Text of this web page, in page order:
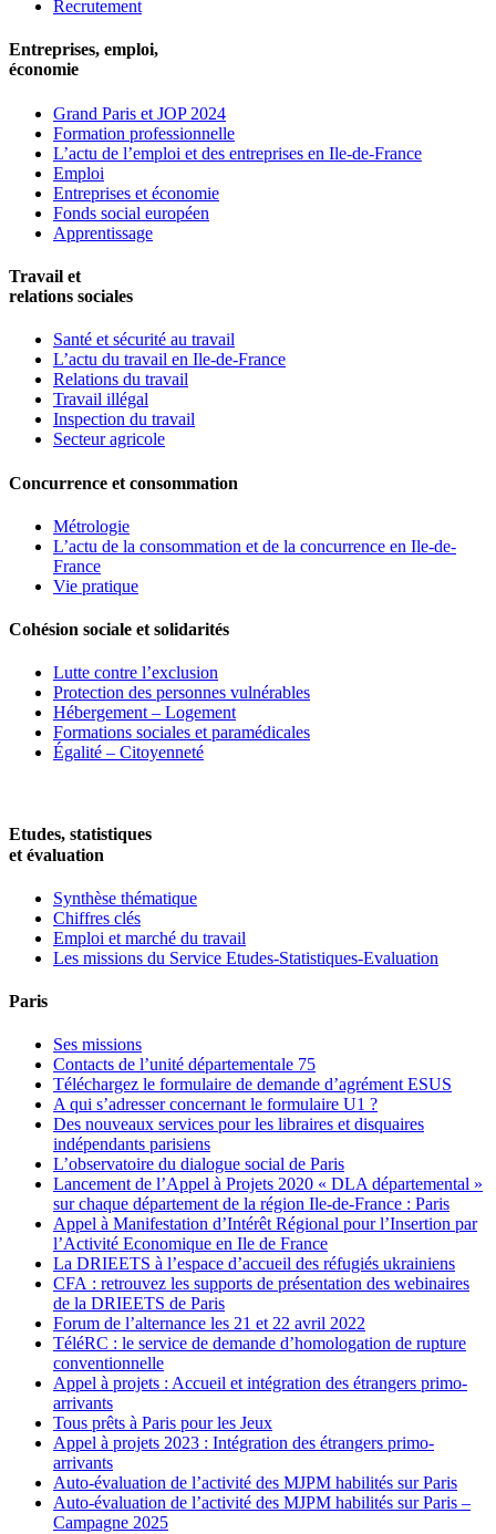
Recrutement
Entreprises, emploi,
économie
Grand Paris et JOP 2024
Formation professionnelle
L’actu de l’emploi et des entreprises en Ile-de-France
Emploi
Entreprises et économie
Fonds social européen
Apprentissage
Travail et
relations sociales
Santé et sécurité au travail
L’actu du travail en Ile-de-France
Relations du travail
Travail illégal
Inspection du travail
Secteur agricole
Concurrence et consommation
Métrologie
L’actu de la consommation et de la concurrence en Ile-de-
France
Vie pratique
Cohésion sociale et solidarités
Lutte contre l’exclusion
Protection des personnes vulnérables
Hébergement – Logement
Formations sociales et paramédicales
Égalité – Citoyenneté
Etudes, statistiques
et évaluation
Synthèse thématique
Chiffres clés
Emploi et marché du travail
Les missions du Service Etudes-Statistiques-Evaluation
Paris
Ses missions
Contacts de l’unité départementale 75
Téléchargez le formulaire de demande d’agrément ESUS
A qui s’adresser concernant le formulaire U1 ?
Des nouveaux services pour les libraires et disquaires
indépendants parisiens
L’observatoire du dialogue social de Paris
Lancement de l’Appel à Projets 2020 « DLA départemental »
sur chaque département de la région Ile-de-France : Paris
Appel à Manifestation d’Intérêt Régional pour l’Insertion par
l’Activité Economique en Ile de France
La DRIEETS à l’espace d’accueil des réfugiés ukrainiens
CFA : retrouvez les supports de présentation des webinaires
de la DRIEETS de Paris
Forum de l’alternance les 21 et 22 avril 2022
TéléRC : le service de demande d’homologation de rupture
conventionnelle
Appel à projets : Accueil et intégration des étrangers primo-
arrivants
Tous prêts à Paris pour les Jeux
Appel à projets 2023 : Intégration des étrangers primo-
arrivants
Auto-évaluation de l’activité des MJPM habilités sur Paris
Auto-évaluation de l’activité des MJPM habilités sur Paris –
Campagne 2025